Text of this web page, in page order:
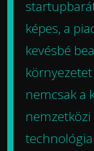
képes, a
kevésbé
nemcsak a